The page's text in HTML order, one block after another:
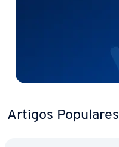
Artigos Populares